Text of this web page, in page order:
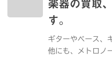
楽器の買取
す。
ギターやベース、
他にも、メトロノ